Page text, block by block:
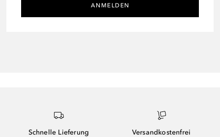
ANMELDEN
Schnelle Lieferung
Versandkostenfrei